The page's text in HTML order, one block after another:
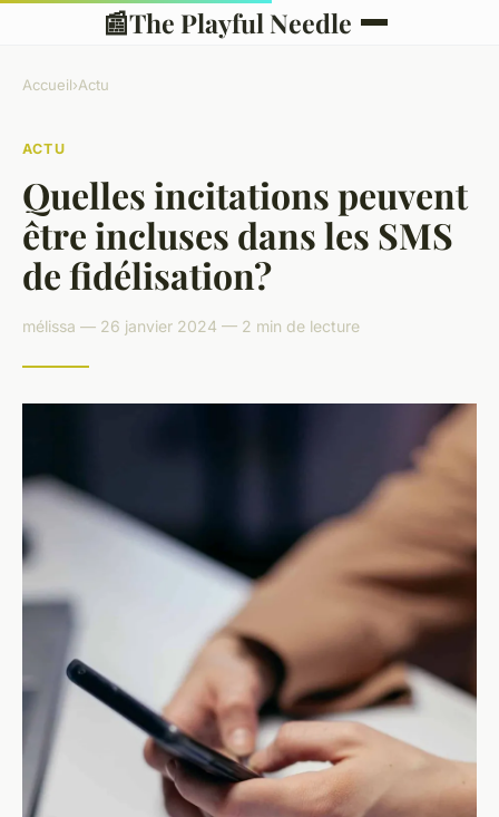
📰The Playful Needle
Accueil›Actu
ACTU
Quelles incitations peuvent
être incluses dans les SMS
de fidélisation?
mélissa — 26 janvier 2024 — 2 min de lecture